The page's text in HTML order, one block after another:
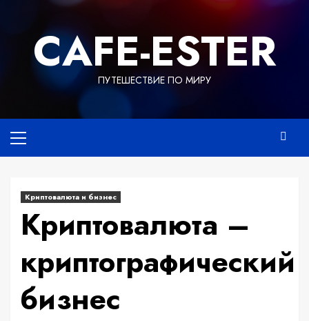
содержимому
СAFE-ESTER
ПУТЕШЕСТВИЕ ПО МИРУ
меню
Криптовалюта и бизнес
Криптовалюта –
криптографический
бизнес